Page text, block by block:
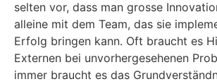
selten vor, dass man grosse
alleine mit dem Team, das sie
Erfolg bringen kann. Oft braucht es
Externen bei unvorhergesehenen
immer braucht es das